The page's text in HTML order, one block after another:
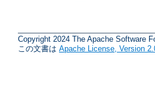
Copyright 2024 The Apache Software
この文書は Apache License, Version